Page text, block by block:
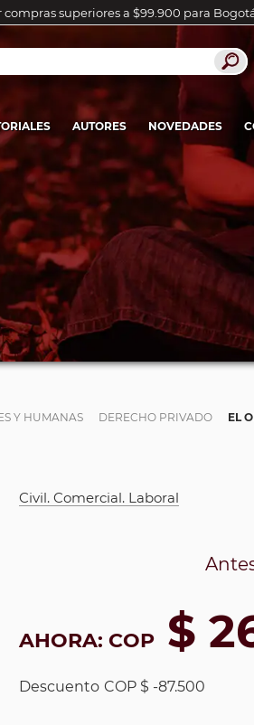
compras superiores a $99.900 para
AUTORES NOVEDADES
Y HUMANAS DERECHO PRIVADO EL
Civil. Comercial. Laboral
AHORA: COP $
Descuento COP $ -87.500